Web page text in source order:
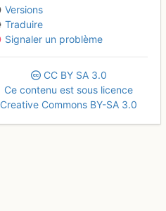
Versions
Traduire
Signaler un problème
CC BY SA 3.0
Ce contenu est sous licence
Creative Commons BY-SA 3.0